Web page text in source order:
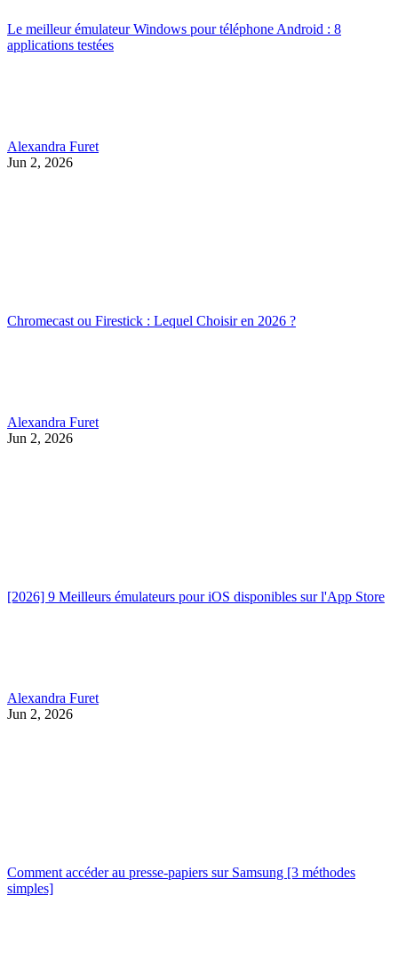
Le meilleur émulateur Windows pour téléphone Android : 8
applications testées
Alexandra Furet
Jun 2, 2026
Chromecast ou Firestick : Lequel Choisir en 2026 ?
Alexandra Furet
Jun 2, 2026
[2026] 9 Meilleurs émulateurs pour iOS disponibles sur l'App Store
Alexandra Furet
Jun 2, 2026
Comment accéder au presse-papiers sur Samsung [3 méthodes
simples]